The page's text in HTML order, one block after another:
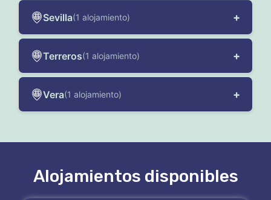
Sevilla(1 alojamiento) +
Terreros(1 alojamiento) +
Vera(1 alojamiento) +
Alojamientos disponibles